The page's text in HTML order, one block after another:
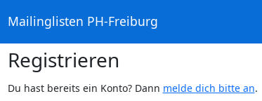
Mailinglisten PH-Freiburg
Registrieren
Du hast bereits ein Konto? Dann melde dich bitte an.